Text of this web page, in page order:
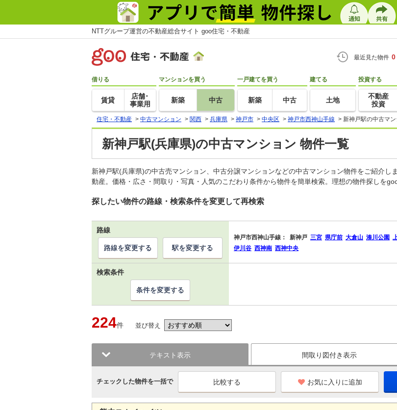
NTTグループ運営の不動産総合サイト goo住宅・不動産
最近見た物件 0
借りる
賃貸
店舗･
事業用
マンションを買う
新築 中古
一戸建てを買う
新築 中古
建てる
土地
投資する
不動産
投資
住宅・不動産 > 中古マンション > 関西 > 兵庫県 > 神戸市 > 中央区 > 神戸市西神山手線 > 新神戸駅の中古マ
新神戸駅(兵庫県)の中古マンション 物件一覧
新神戸駅(兵庫県)の中古売マンション、中古分譲マンションなどの中古マンション物件をご紹介し
動産。価格・広さ・間取り・写真・人気のこだわり条件から物件を簡単検索。理想の物件探しを
探したい物件の路線・検索条件を変更して再検索
路線
神戸市西神山手線： 新神戸 三宮 県庁前 大倉山 湊川公園
伊川谷 西神南 西神中央
路線を変更する 駅を変更する
検索条件
条件を変更する
224件 並び替え
テキスト表示 間取り図付き表示
チェックした物件を一括で お気に入りに追加